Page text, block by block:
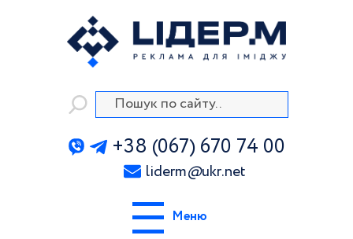
+38 (067) 670 74 00
liderm@ukr.net
Меню